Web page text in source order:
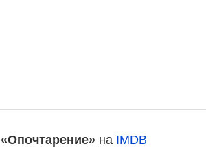
«Опочтарение» на IMDB